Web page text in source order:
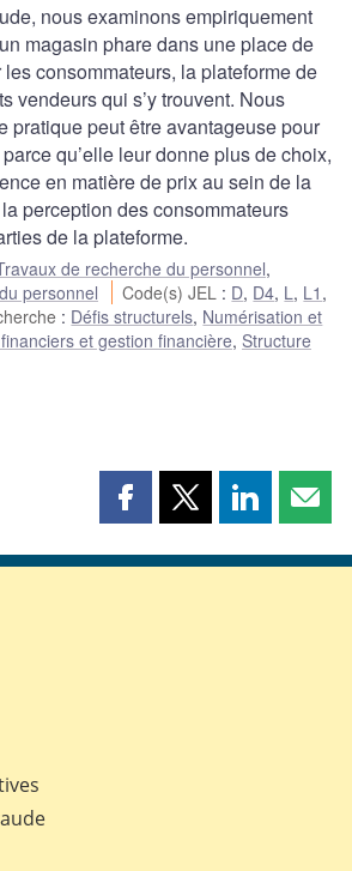
nous examinons empiriquement
magasin phare dans une place de
consommateurs, la plateforme de
vendeurs qui s’y trouvent. Nous
pratique peut être avantageuse pour
qu’elle leur donne plus de choix,
en matière de prix au sein de la
perception des consommateurs
de la plateforme.
de recherche du personnel,
personnel
Code(s) JEL : D, D4, L , L1 ,
: Défis structurels, Numérisation et
et gestion financière, Structure
Partager
page
Partager
page
Partager
page page